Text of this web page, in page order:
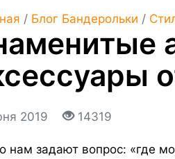
/ Блог Бандерольки /
2019 14319
нам задают вопрос: «где